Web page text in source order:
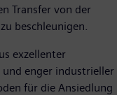
Transfer von der
beschleunigen.
exzellenter
enger industrieller
für die Ansiedlung